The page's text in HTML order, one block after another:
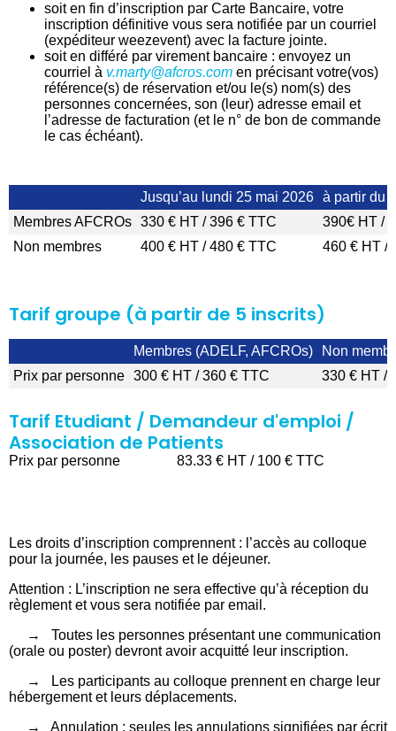
soit en fin d’inscription par Carte Bancaire, votre
inscription définitive vous sera notifiée par un courriel
(expéditeur weezevent) avec la facture jointe.
soit en différé par virement bancaire : envoyez un
courriel à v.marty@afcros.com en précisant votre(vos)
référence(s) de réservation et/ou le(s) nom(s) des
personnes concernées, son (leur) adresse email et
l’adresse de facturation (et le n° de bon de commande
le cas échéant).
Jusqu’au lundi 25 mai 2026 à partir du
Membres AFCROs 330 € HT / 396 € TTC
390€ HT /
Non membres
400 € HT / 480 € TTC 460 € HT /
Tarif groupe (à partir de 5 inscrits)
Membres (ADELF, AFCROs)
Non
Prix par personne 300 € HT / 360 € TTC 330 € HT /
Tarif Etudiant / Demandeur d'emploi /
Association de Patients
Prix par personne 83.33 € HT / 100 € TTC
Les droits d’inscription comprennent : l’accès au colloque
pour la journée, les pauses et le déjeuner.
Attention : L’inscription ne sera effective qu’à réception du
règlement et vous sera notifiée par email.
→ Toutes les personnes présentant une communication
(orale ou poster) devront avoir acquitté leur inscription.
→ Les participants au colloque prennent en charge leur
hébergement et leurs déplacements.
→ Annulation : seules les annulations signifiées par écrit